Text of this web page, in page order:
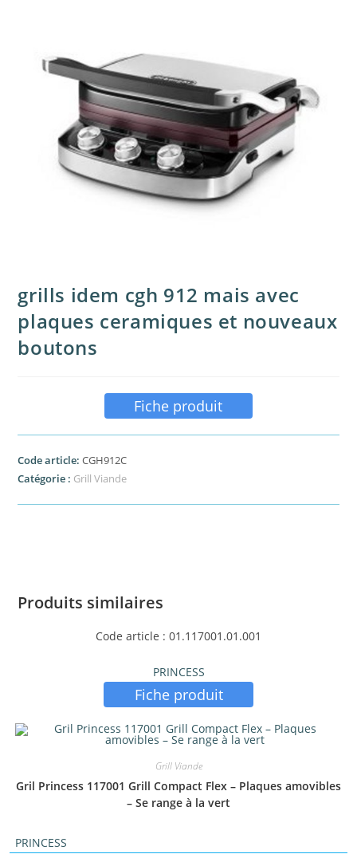
grills idem cgh 912 mais avec
plaques ceramiques et nouveaux
boutons
Fiche produit
Code article:CGH912C
Catégorie : Grill Viande
Produits similaires
Code article : 01.117001.01.001
PRINCESS
Fiche produit
Grill Viande
Gril Princess 117001 Grill Compact Flex – Plaques amovibles
– Se range à la vert
PRINCESS